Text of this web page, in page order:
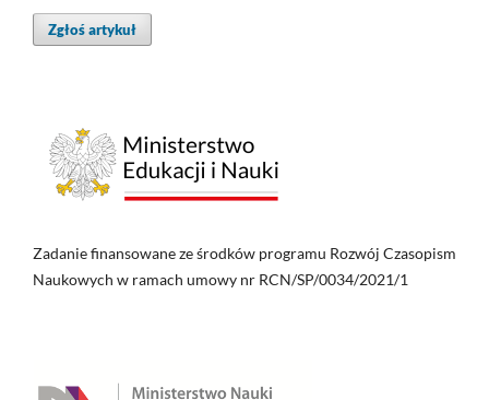
Zgłoś artykuł
Zadanie finansowane ze środków programu Rozwój Czasopism
Naukowych w ramach umowy nr RCN/SP/0034/2021/1